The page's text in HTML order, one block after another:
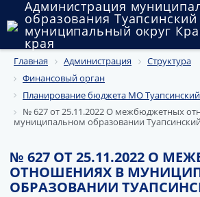
Администрация
образования Туапсинский
муниципальный округ
края
Округ
Администрация
Муниципальные закупки
Государственный и
Муниципальное имущество
Главная Администрация
Структура
Финансовый орган
Планирование бюджета МО
№ 627 от 25.11.2022 О межбюджетных
муниципальном образовании
№ 627 ОТ 25.11.2022 О
ОТНОШЕНИЯХ В
ОБРАЗОВАНИИ